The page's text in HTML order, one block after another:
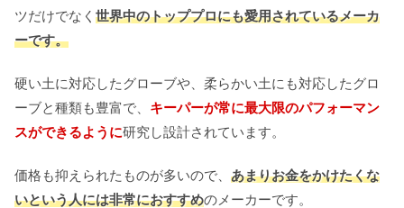
ツだけでなく 世界中のトッププロにも愛用されているメーカ
ーです。
硬い土に対応したグローブや、柔らかい土にも対応したグロ
ーブと種類も豊富で、 キーパーが常に最大限のパフォーマン
スができるように研究し設計されています。
価格も抑えられたものが多いので、 あまりお金をかけたくな
いという人には非常におすすめのメーカーです。